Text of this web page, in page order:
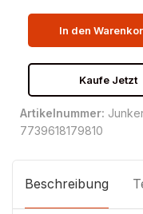
In den
Kaufe Jetzt
Artikelnummer:
7739618179810
Beschreibung